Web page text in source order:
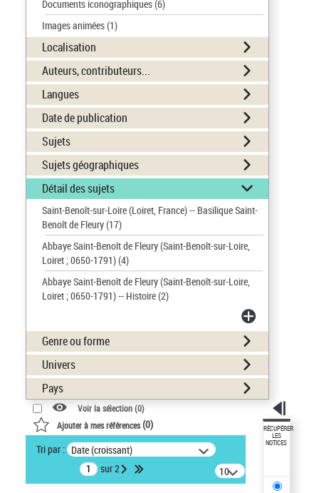
Documents iconographiques(6)
Images animées(1)
Localisation
Auteurs, contributeurs...
Langues
Date de publication
Sujets
Sujets géographiques
Détail des sujets
Saint-Benoît-sur-Loire (Loiret, France) -- Basilique Saint-
Benoît de Fleury(17)
Abbaye Saint-Benoît de Fleury (Saint-Benoît-sur-Loire,
Loiret ; 0650-1791)(4)
Abbaye Saint-Benoît de Fleury (Saint-Benoît-sur-Loire,
Loiret ; 0650-1791) -- Histoire(2)
Genre ou forme
Univers
Pays
Voir la sélection (0)
Ajouter à mes références(0)
Tri par : Date (croissant)
sur 2
10
résultats/page
RÉCUPÉRER
LES
NOTICES